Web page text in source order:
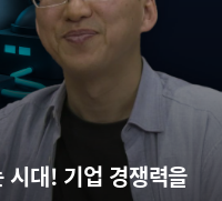
대! 기업 경쟁력을